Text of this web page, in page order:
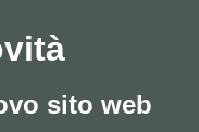
sito web